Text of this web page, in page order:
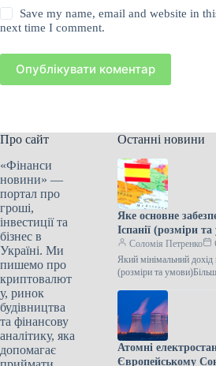
Save my name, email and website in
next time I comment.
Опублікувати коментар
Про сайт
«Фінанси
новини» —
портал про
гроші,
інвестиції та
бізнес в
Україні. Ми
пишемо про
криптовалют
у, ринок
будівництва
та фінансову
аналітику, яка
допомагає
Останні новини
Яке основне
Іспанії (розміри
Соломія Петренко
Який мінімальний дохід
(розміри та
мінімального доходу
Income Schemes).
Атомні
Європейському